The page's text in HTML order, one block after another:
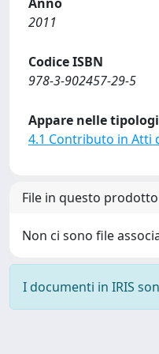
2011
Codice ISBN
978-3-902457-29-5
Appare nelle
4.1 Contributo in Atti
File in questo
Non ci sono file
I documenti in IRIS